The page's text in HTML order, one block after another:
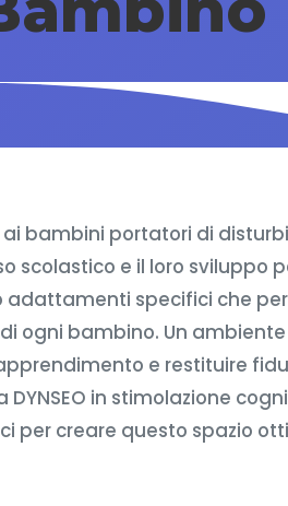
bambini portatori di disturbi
scolastico e il loro sviluppo
adattamenti specifici che
ogni bambino. Un
e restituire
in stimolazione
per creare questo spazio